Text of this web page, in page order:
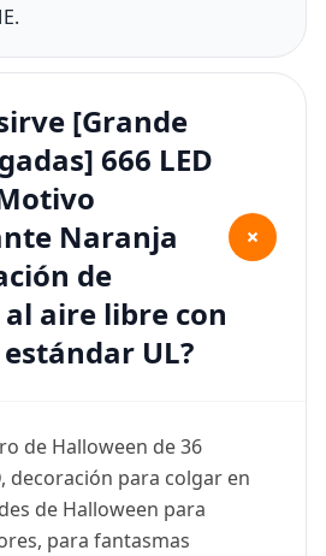
[Grande
666 LED
Naranja
de
aire libre con
UL?
+
de Halloween de 36
decoración para colgar en
de Halloween para
para fantasmas